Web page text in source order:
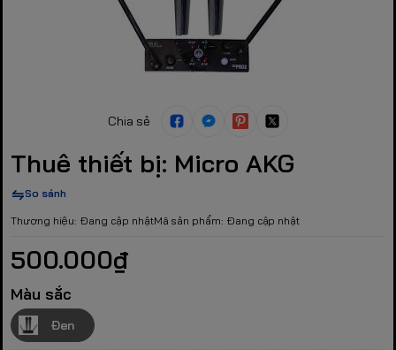
Chia sẻ
Thuê thiết bị: Micro AKG
So sánh
Thương hiệu: Đang cập nhậtMã sản phẩm: Đang cập nhật
500.000₫
Màu sắc
Đen